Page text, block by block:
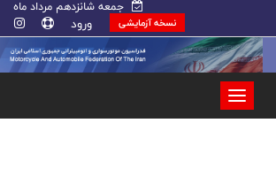
جمعه شانزدهم مرداد ماه
نسخه آزمایشی ورود